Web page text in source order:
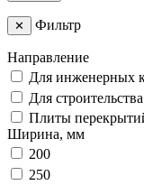
✕ Фильтр
Направление
Для инженерных
Для
Плиты
Ширина, мм
200
250